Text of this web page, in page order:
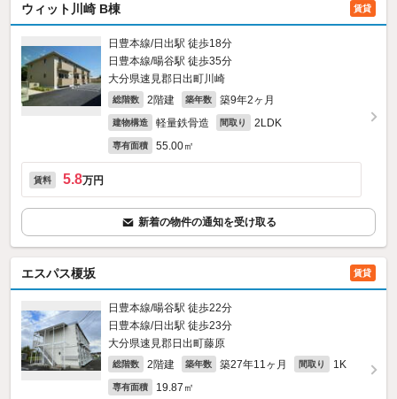
ウィット川崎 B棟 賃貸
日豊本線/日出駅 徒歩18分
日豊本線/暘谷駅 徒歩35分
大分県速見郡日出町川崎
総階数 2階建 築年数 築9年2ヶ月
建物構造 軽量鉄骨造 間取り 2LDK
専有面積 55.00㎡
賃料 5.8万円
新着の物件の通知を受け取る
エスパス榎坂 賃貸
日豊本線/暘谷駅 徒歩22分
日豊本線/日出駅 徒歩23分
大分県速見郡日出町藤原
総階数 2階建 築年数 築27年11ヶ月 間取り 1K
専有面積 19.87㎡